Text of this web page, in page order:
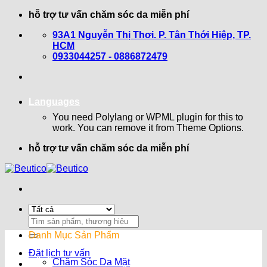
hỗ trợ tư vấn chăm sóc da miễn phí
93A1 Nguyễn Thị Thơi. P. Tân Thới Hiệp, TP.
HCM
0933044257 - 0886872479
Languages
You need Polylang or WPML plugin for this to
work. You can remove it from Theme Options.
hỗ trợ tư vấn chăm sóc da miễn phí
Search
for:
Đặt lịch tư vấn
Danh Mục Sản Phẩm
Chăm Sóc Da Mặt